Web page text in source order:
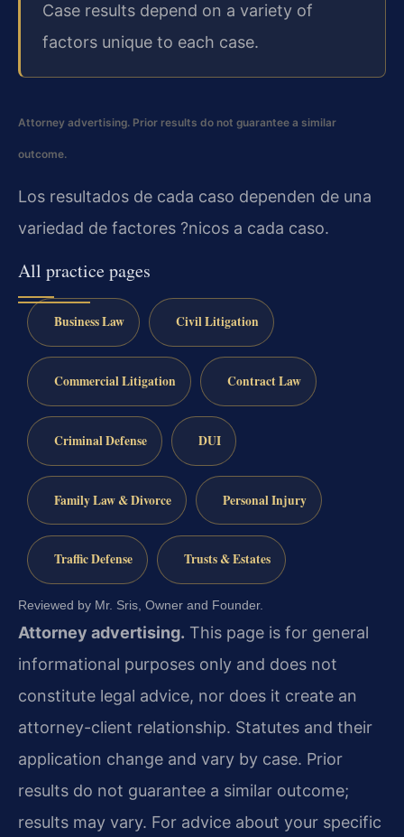
Case results depend on a variety of
factors unique to each case.
Attorney advertising. Prior results do not guarantee a similar
outcome.
Los resultados de cada caso dependen de una
variedad de factores ?nicos a cada caso.
All practice pages
Business Law Civil Litigation
Commercial Litigation Contract Law
Criminal Defense DUI
Family Law & Divorce Personal Injury
Traffic Defense Trusts & Estates
Reviewed by Mr. Sris, Owner and Founder.
Attorney advertising. This page is for general
informational purposes only and does not
constitute legal advice, nor does it create an
attorney-client relationship. Statutes and their
application change and vary by case. Prior
results do not guarantee a similar outcome;
results may vary. For advice about your specific